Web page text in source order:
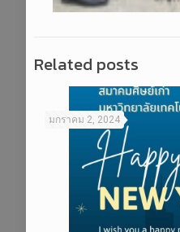
Related posts
มกราคม 2, 2024